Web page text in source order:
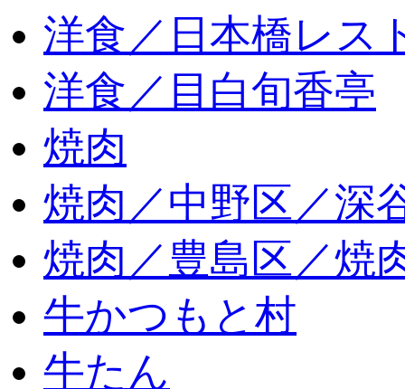
洋食／日本橋レス
洋食／目白旬香亭
焼肉
焼肉／中野区／深
焼肉／豊島区／焼
牛かつもと村
牛たん